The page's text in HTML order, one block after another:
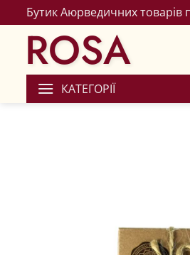
Бутик Аюрведичних товарів
ROSA
КАТЕГОРІЇ